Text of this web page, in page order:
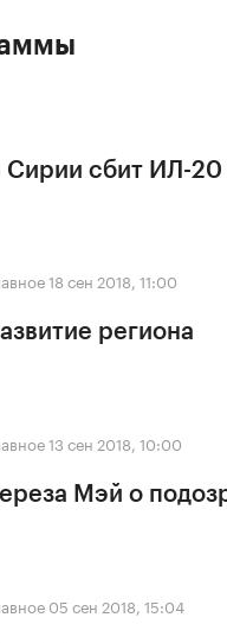
Сирии сбит ИЛ-20
18 сен 2018, 11:00
региона
13 сен 2018, 10:00
Мэй о
05 сен 2018, 15:04